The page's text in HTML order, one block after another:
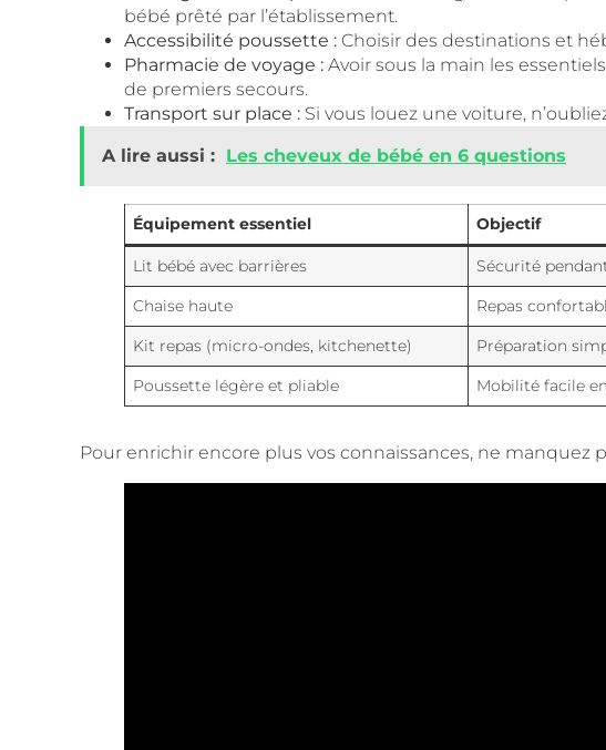
bébé prêté par l’établissement.
Accessibilité poussette : Choisir des destinations et
Pharmacie de voyage : Avoir sous la main les
de premiers secours.
Transport sur place : Si vous louez une voiture,
A lire aussi : Les cheveux de bébé en 6 questions
Équipement essentiel Objectif
Lit bébé avec barrières Sécurité
Chaise haute
Repas
Kit repas (micro-ondes, kitchenette)
Préparation
Poussette légère et pliable
Mobilité facile
Pour enrichir encore plus vos connaissances, ne manquez